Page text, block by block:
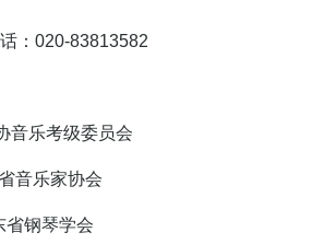
：020-83813582
员会
会
会